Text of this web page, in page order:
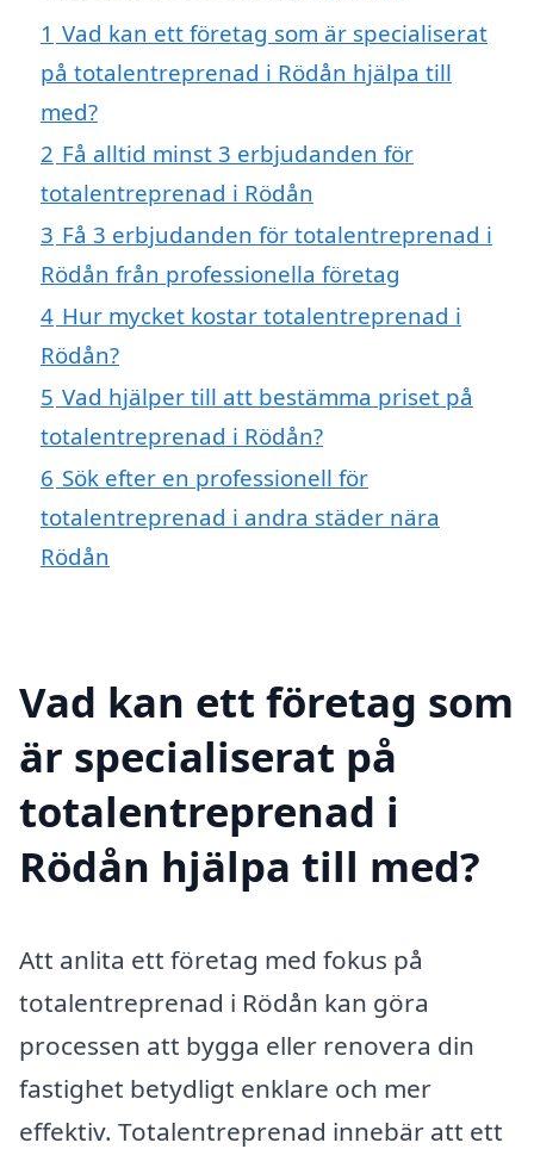
1 Vad kan ett företag som är specialiserat
på totalentreprenad i Rödån hjälpa till
med?
2 Få alltid minst 3 erbjudanden för
totalentreprenad i Rödån
3 Få 3 erbjudanden för totalentreprenad i
Rödån från professionella företag
4 Hur mycket kostar totalentreprenad i
Rödån?
5 Vad hjälper till att bestämma priset på
totalentreprenad i Rödån?
6 Sök efter en professionell för
totalentreprenad i andra städer nära
Rödån
Vad kan ett företag som
är specialiserat på
totalentreprenad i
Rödån hjälpa till med?
Att anlita ett företag med fokus på
totalentreprenad i Rödån kan göra
processen att bygga eller renovera din
fastighet betydligt enklare och mer
effektiv. Totalentreprenad innebär att ett